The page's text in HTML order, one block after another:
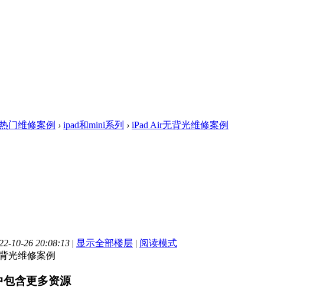
门维修案例 › ipad和mini系列 › iPad Air无背光维修案例
10-26 20:08:13 | 显示全部楼层 | 阅读模式
光维修案例
包含更多资源